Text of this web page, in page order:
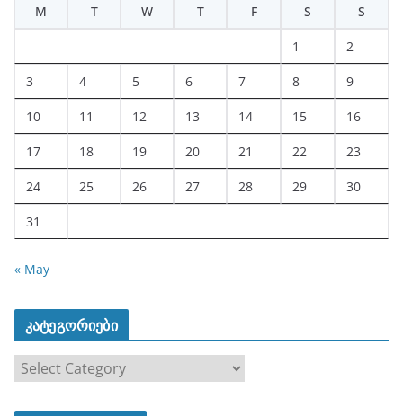
M
T W T F S S
1 2
3 4 5 6 7 8 9
10 11 12 13 14 15 16
17 18 19 20 21 22 23
24 25 26 27 28 29 30
31
« May
კატეგორიები
ა
ტ